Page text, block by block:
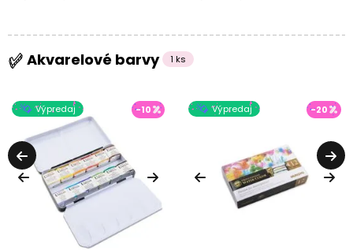
Akvarelové barvy 1 ks
Výpredaj -10 Výpredaj -20